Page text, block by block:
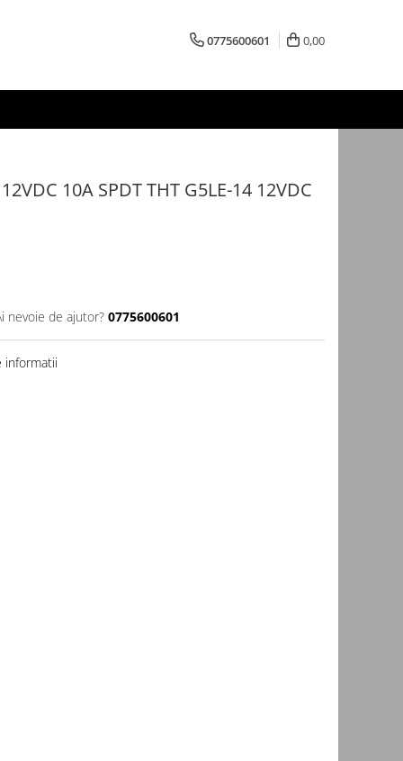
0775600601 0,00
10A SPDT THT G5LE-14 12VDC
nevoie de ajutor? 0775600601
informatii